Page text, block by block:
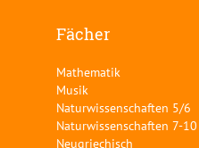
Fächer
Mathematik
Musik
Naturwissenschaften 5/6
Naturwissenschaften 7-10
Neugriechisch